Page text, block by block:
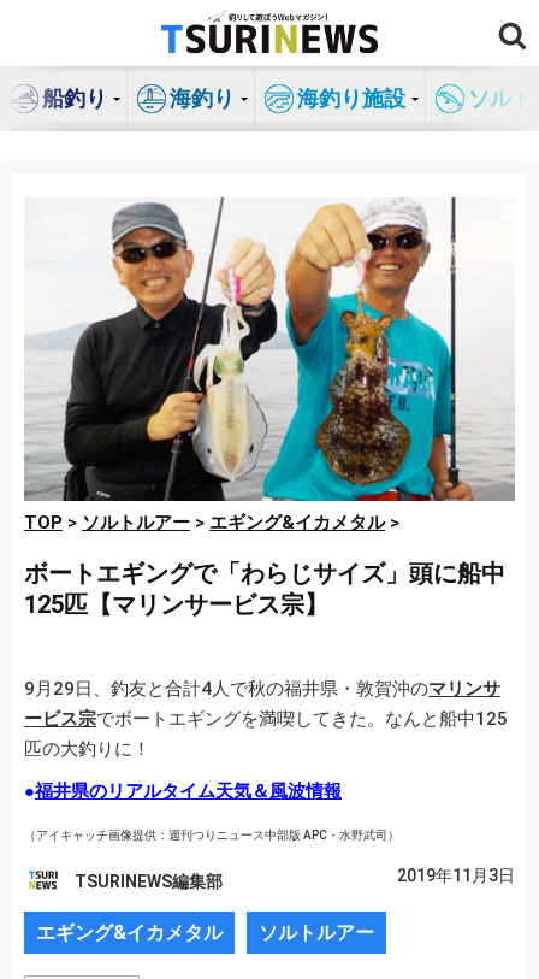
ン
船釣り 海釣り 海釣り施設 ソル
TOP > ソルトルアー > エギング&イカメタル>
ボートエギングで「わらじサイズ」頭に船中
125匹【マリンサービス宗】
9月29日、釣友と合計4人で秋の福井県・敦賀沖のマリンサ
ービス宗でボートエギングを満喫してきた。なんと船中125
匹の大釣りに！
●福井県のリアルタイム天気＆風波情報
（アイキャッチ画像提供：週刊つりニュース中部版 APC・水野武司）
TSURINEWS編集部 2019年11月3日
エギング&イカメタル ソルトルアー